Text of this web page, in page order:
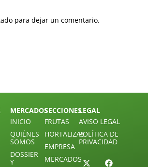
para dejar un comentario.
MERCADOS
INICIO
QUIÉNES
SOMOS
DOSSIER
Y
SECCIONES
FRUTAS
HORTALIZAS
EMPRESA
MERCADOS
LEGAL
AVISO LEGAL
POLÍTICA DE
PRIVACIDAD